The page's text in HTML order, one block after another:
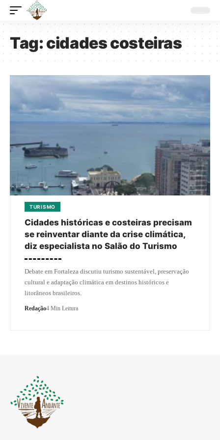
Tag:cidades costeiras
TURISMO
Cidades históricas e costeiras precisam
se reinventar diante da crise climática,
diz especialista no Salão do Turismo
Debate em Fortaleza discutiu turismo sustentável, preservação
cultural e adaptação climática em destinos históricos e
litorâneos brasileiros.
Redação4 Min Leitura